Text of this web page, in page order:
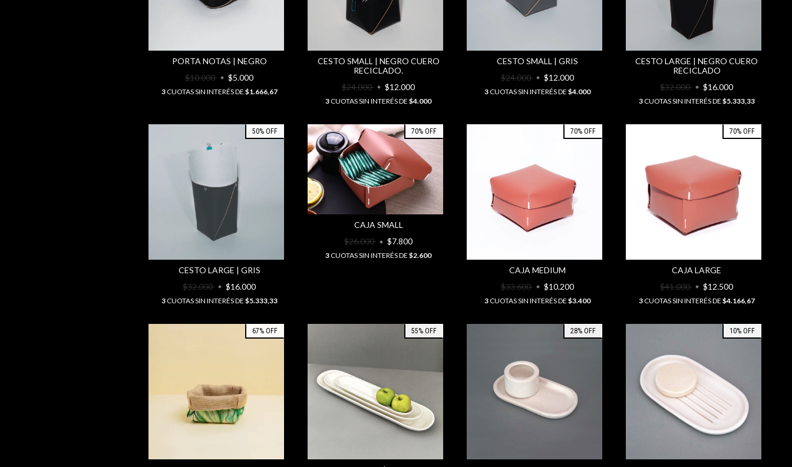
PORTA NOTAS | NEGRO
$10.000
$5.000
3CUOTAS SIN INTERÉS DE $1.666,67
CESTO SMALL | NEGRO CUERO
RECICLADO.
$24.000
$12.000
3CUOTAS SIN INTERÉS DE$4.000
CESTO SMALL | GRIS
$24.000
$12.000
3CUOTAS SIN INTERÉS DE$4.000
CESTO LARGE | NEGRO CUERO
RECICLADO
$32.000
$16.000
3CUOTAS SIN INTERÉS DE $5.333,33
50%OFF
CESTO LARGE | GRIS
$32.000
$16.000
3CUOTAS SIN INTERÉS DE $5.333,33
70%OFF
CAJA SMALL
$26.000
$7.800
3CUOTAS SIN INTERÉS DE$2.600
70%OFF
CAJA MEDIUM
$33.600
$10.200
3CUOTAS SIN INTERÉS DE$3.400
70%OFF
CAJA LARGE
$41.000
$12.500
3CUOTAS SIN INTERÉS DE $4.166,67
67%OFF 55%OFF 28%OFF 10%OFF